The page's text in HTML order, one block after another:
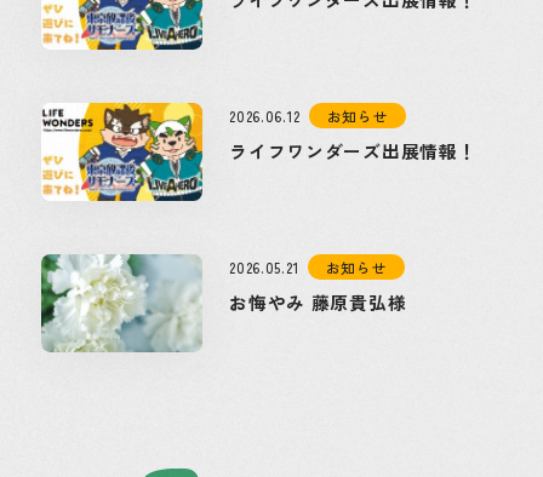
2026.06.12 お知らせ
ライフワンダーズ出展情報！
2026.05.21 お知らせ
お悔やみ 藤原貴弘様